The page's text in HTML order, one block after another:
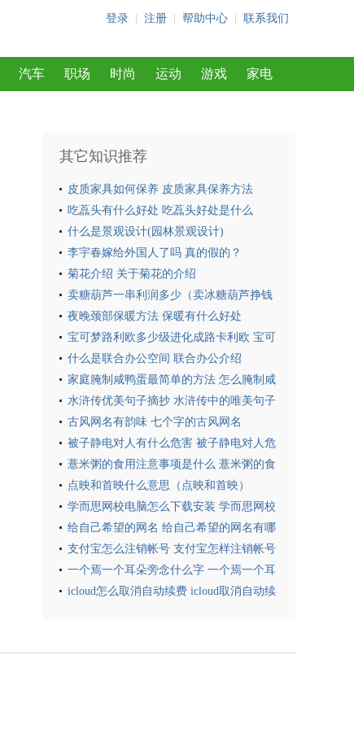
登录 注册 帮助中心 联系我们
汽车 职场 时尚 运动 游戏 家电
其它知识推荐
皮质家具如何保养 皮质家具保养方法
吃藠头有什么好处 吃藠头好处是什么
什么是景观设计(园林景观设计)
李宇春嫁给外国人了吗 真的假的？
菊花介绍 关于菊花的介绍
卖糖葫芦一串利润多少（卖冰糖葫芦挣钱
吗）
夜晚颈部保暖方法 保暖有什么好处
宝可梦路利欧多少级进化成路卡利欧 宝可
梦路利欧多少级可以进化成路卡利欧
什么是联合办公空间 联合办公介绍
家庭腌制咸鸭蛋最简单的方法 怎么腌制咸
鸭蛋
水浒传优美句子摘抄 水浒传中的唯美句子
古风网名有韵味 七个字的古风网名
被子静电对人有什么危害 被子静电对人危
害吗
薏米粥的食用注意事项是什么 薏米粥的食
用注意事项是啥
点映和首映什么意思（点映和首映）
学而思网校电脑怎么下载安装 学而思网校
电脑版下载
给自己希望的网名 给自己希望的网名有哪
些
支付宝怎么注销帐号 支付宝怎样注销帐号
一个焉一个耳朵旁念什么字 一个焉一个耳
朵旁应该念什么字
icloud怎么取消自动续费 icloud取消自动续